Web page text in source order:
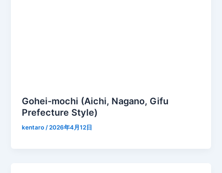
Gohei-mochi (Aichi, Nagano, Gifu
Prefecture Style)
kentaro /2026年4月12日